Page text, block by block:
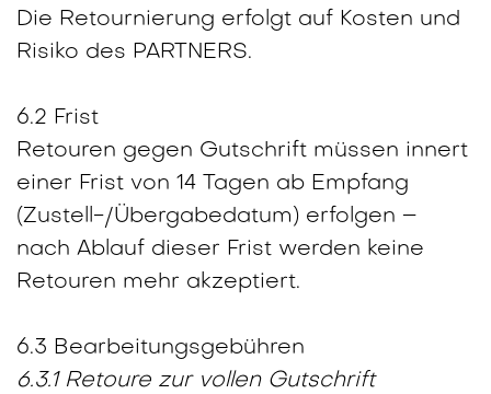
Die Retournierung erfolgt auf Kosten und
Risiko des PARTNERS.
6.2 Frist
Retouren gegen Gutschrift müssen innert
einer Frist von 14 Tagen ab Empfang
(Zustell-/Übergabedatum) erfolgen –
nach Ablauf dieser Frist werden keine
Retouren mehr akzeptiert.
6.3 Bearbeitungsgebühren
6.3.1 Retoure zur vollen Gutschrift